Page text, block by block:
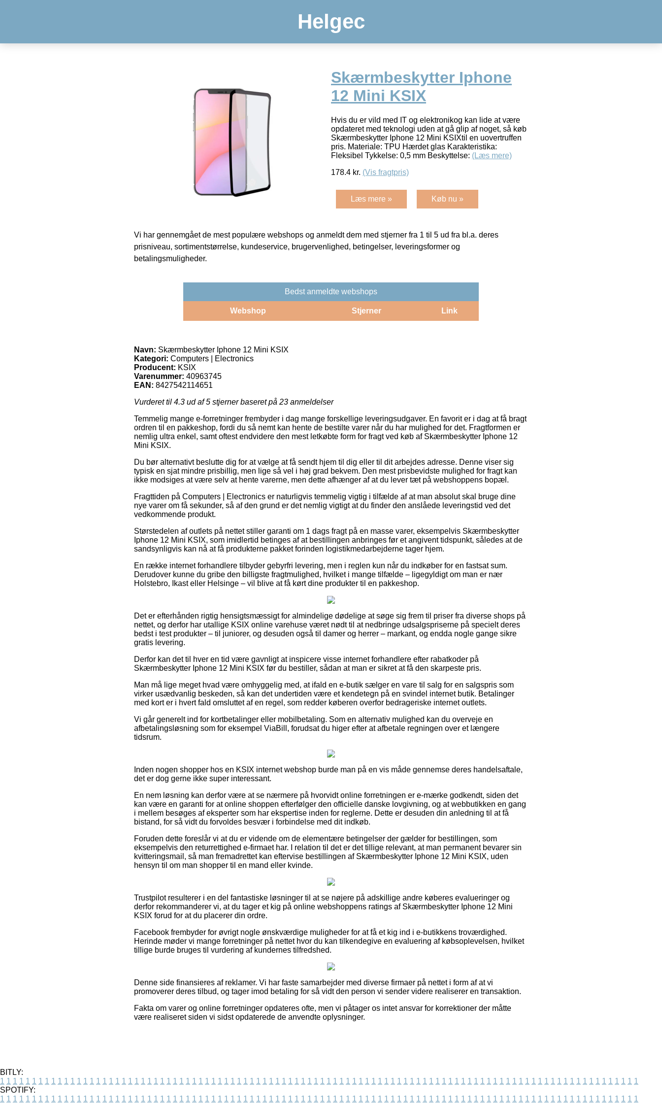
Helgec
Skærmbeskytter Iphone
12 Mini KSIX
Hvis du er vild med IT og elektronikog kan lide at være
opdateret med teknologi uden at gå glip af noget, så køb
Skærmbeskytter Iphone 12 Mini KSIXtil en uovertruffen
pris. Materiale: TPU Hærdet glas Karakteristika:
Fleksibel Tykkelse: 0,5 mm Beskyttelse: (Læs mere)
178.4 kr. (Vis fragtpris)
Læs mere » Køb nu »
Vi har gennemgået de mest populære webshops og anmeldt dem med stjerner fra 1 til 5 ud fra bl.a. deres
prisniveau, sortimentstørrelse, kundeservice, brugervenlighed, betingelser, leveringsformer og
betalingsmuligheder.
Bedst anmeldte webshops
Webshop Stjerner Link
Navn: Skærmbeskytter Iphone 12 Mini KSIX
Kategori: Computers | Electronics
Producent: KSIX
Varenummer: 40963745
EAN: 8427542114651
Vurderet til 4.3 ud af 5 stjerner baseret på 23 anmeldelser
Temmelig mange e-forretninger frembyder i dag mange forskellige leveringsudgaver. En favorit er i dag at få bragt
ordren til en pakkeshop, fordi du så nemt kan hente de bestilte varer når du har mulighed for det. Fragtformen er
nemlig ultra enkel, samt oftest endvidere den mest letkøbte form for fragt ved køb af Skærmbeskytter Iphone 12
Mini KSIX.
Du bør alternativt beslutte dig for at vælge at få sendt hjem til dig eller til dit arbejdes adresse. Denne viser sig
typisk en sjat mindre prisbillig, men lige så vel i høj grad bekvem. Den mest prisbevidste mulighed for fragt kan
ikke modsiges at være selv at hente varerne, men dette afhænger af at du lever tæt på webshoppens bopæl.
Fragttiden på Computers | Electronics er naturligvis temmelig vigtig i tilfælde af at man absolut skal bruge dine
nye varer om få sekunder, så af den grund er det nemlig vigtigt at du finder den anslåede leveringstid ved det
vedkommende produkt.
Størstedelen af outlets på nettet stiller garanti om 1 dags fragt på en masse varer, eksempelvis Skærmbeskytter
Iphone 12 Mini KSIX, som imidlertid betinges af at bestillingen anbringes før et angivent tidspunkt, således at de
sandsynligvis kan nå at få produkterne pakket forinden logistikmedarbejderne tager hjem.
En række internet forhandlere tilbyder gebyrfri levering, men i reglen kun når du indkøber for en fastsat sum.
Derudover kunne du gribe den billigste fragtmulighed, hvilket i mange tilfælde – ligegyldigt om man er nær
Holstebro, Ikast eller Helsinge – vil blive at få kørt dine produkter til en pakkeshop.
Det er efterhånden rigtig hensigtsmæssigt for almindelige dødelige at søge sig frem til priser fra diverse shops på
nettet, og derfor har utallige KSIX online varehuse været nødt til at nedbringe udsalgspriserne på specielt deres
bedst i test produkter – til juniorer, og desuden også til damer og herrer – markant, og endda nogle gange sikre
gratis levering.
Derfor kan det til hver en tid være gavnligt at inspicere visse internet forhandlere efter rabatkoder på
Skærmbeskytter Iphone 12 Mini KSIX før du bestiller, sådan at man er sikret at få den skarpeste pris.
Man må lige meget hvad være omhyggelig med, at ifald en e-butik sælger en vare til salg for en salgspris som
virker usædvanlig beskeden, så kan det undertiden være et kendetegn på en svindel internet butik. Betalinger
med kort er i hvert fald omsluttet af en regel, som redder køberen overfor bedrageriske internet outlets.
Vi går generelt ind for kortbetalinger eller mobilbetaling. Som en alternativ mulighed kan du overveje en
afbetalingsløsning som for eksempel ViaBill, forudsat du higer efter at afbetale regningen over et længere
tidsrum.
Inden nogen shopper hos en KSIX internet webshop burde man på en vis måde gennemse deres handelsaftale,
det er dog gerne ikke super interessant.
En nem løsning kan derfor være at se nærmere på hvorvidt online forretningen er e-mærke godkendt, siden det
kan være en garanti for at online shoppen efterfølger den officielle danske lovgivning, og at webbutikken en gang
i mellem besøges af eksperter som har ekspertise inden for reglerne. Dette er desuden din anledning til at få
bistand, for så vidt du forvoldes besvær i forbindelse med dit indkøb.
Foruden dette foreslår vi at du er vidende om de elementære betingelser der gælder for bestillingen, som
eksempelvis den returrettighed e-firmaet har. I relation til det er det tillige relevant, at man permanent bevarer sin
kvitteringsmail, så man fremadrettet kan eftervise bestillingen af Skærmbeskytter Iphone 12 Mini KSIX, uden
hensyn til om man shopper til en mand eller kvinde.
Trustpilot resulterer i en del fantastiske løsninger til at se nøjere på adskillige andre køberes evalueringer og
derfor rekommanderer vi, at du tager et kig på online webshoppens ratings af Skærmbeskytter Iphone 12 Mini
KSIX forud for at du placerer din ordre.
Facebook frembyder for øvrigt nogle ønskværdige muligheder for at få et kig ind i e-butikkens troværdighed.
Herinde møder vi mange forretninger på nettet hvor du kan tilkendegive en evaluering af købsoplevelsen, hvilket
tillige burde bruges til vurdering af kundernes tilfredshed.
Denne side finansieres af reklamer. Vi har faste samarbejder med diverse firmaer på nettet i form af at vi
promoverer deres tilbud, og tager imod betaling for så vidt den person vi sender videre realiserer en transaktion.
Fakta om varer og online forretninger opdateres ofte, men vi påtager os intet ansvar for korrektioner der måtte
være realiseret siden vi sidst opdaterede de anvendte oplysninger.
BITLY:
1 1 1 1 1 1 1 1 1 1 1 1 1 1 1 1 1 1 1 1 1 1 1 1 1 1 1 1 1 1 1 1 1 1 1 1 1 1 1 1 1 1 1 1 1 1 1 1 1 1 1 1 1 1 1 1 1 1 1 1 1 1 1 1 1 1 1 1 1 1 1 1 1 1 1 1 1 1 1 1 1 1 1 1 1 1 1 1 1 1 1 1 1 1 1 1 1 1 1 1
SPOTIFY:
1 1 1 1 1 1 1 1 1 1 1 1 1 1 1 1 1 1 1 1 1 1 1 1 1 1 1 1 1 1 1 1 1 1 1 1 1 1 1 1 1 1 1 1 1 1 1 1 1 1 1 1 1 1 1 1 1 1 1 1 1 1 1 1 1 1 1 1 1 1 1 1 1 1 1 1 1 1 1 1 1 1 1 1 1 1 1 1 1 1 1 1 1 1 1 1 1 1 1 1